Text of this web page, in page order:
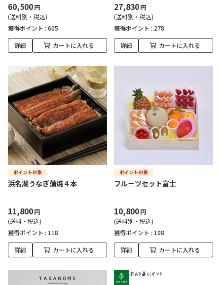
60,500円
(送料別・税込)
獲得ポイント : 605
詳細 カートに入れる
27,830円
(送料別・税込)
獲得ポイント : 278
詳細 カートに入れる
浜名湖うなぎ蒲焼４本
11,800円
(送料・税込)
獲得ポイント : 118
詳細 カートに入れる
フルーツセット富士
10,800円
(送料別・税込)
獲得ポイント : 108
詳細 カートに入れる